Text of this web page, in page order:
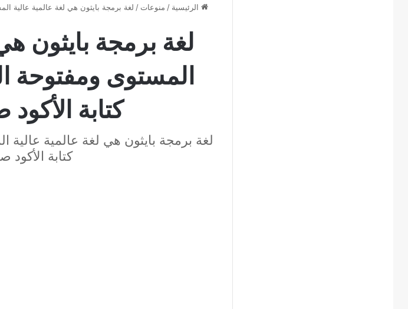
الرئيسية / منوعات / لغة برمجة بايثون هي لغة عالمية عالية
لغة برمجة بايثون
المستوى ومفتوحة
كتابة
لغة برمجة بايثون هي لغة عالمية
كتابة